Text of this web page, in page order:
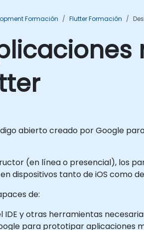
Formación Flutter Formación
abierto creado por Google
(en línea o presencial), los
dispositivos tanto de iOS como
de:
y otras herramientas
para prototipar aplicaciones